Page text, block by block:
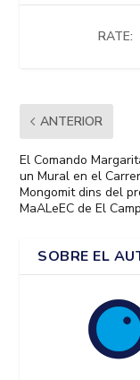
RATE:
ANTERIOR
El Comando
un Mural en el Carrer
Mongomit dins del
MaALeEC de El
SOBRE EL